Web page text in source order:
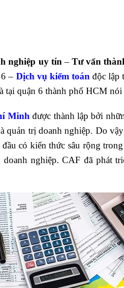
nghiệp uy tín–Tư vấn
– Dịch vụ kiểm toánđộc lập
tại quận 6 thành phố HCM nói
Minh được thành lập bởi
quản trị doanh nghiệp. Do
có kiến thức sâu rộng
doanh nghiệp. CAF đã phát